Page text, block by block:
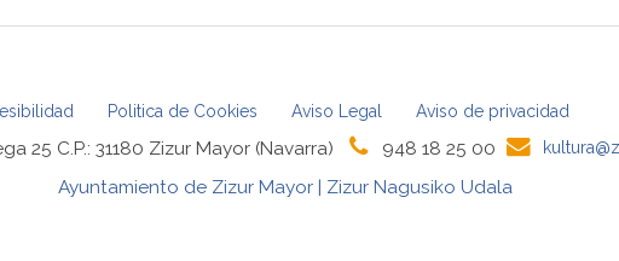
Politica de Cookies Aviso Legal Aviso de privacidad
25 C.P.: 31180 Zizur Mayor (Navarra) 948 18 25 00
Ayuntamiento de Zizur Mayor | Zizur Nagusiko Udala